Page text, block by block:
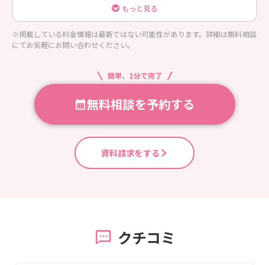
ォトグラファーによる撮影が含まれています。
もっと見る
※掲載している料金情報は最新ではない可能性があります。詳細は無料相談
にてお気軽にお問い合わせください。
簡単、1分で完了
無料相談を予約する
資料請求をする
クチコミ